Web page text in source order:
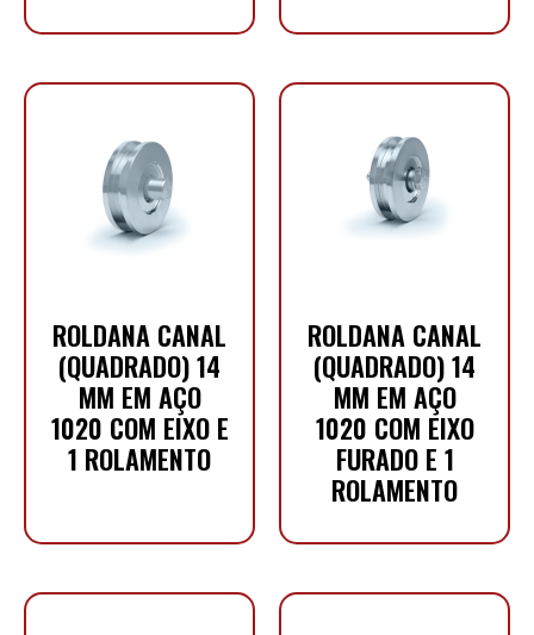
ROLDANA CANAL
(QUADRADO) 14
MM EM AÇO
1020 COM EIXO E
1 ROLAMENTO
ROLDANA CANAL
(QUADRADO) 14
MM EM AÇO
1020 COM EIXO
FURADO E 1
ROLAMENTO